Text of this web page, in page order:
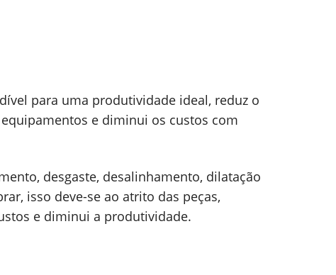
para uma produtividade ideal, reduz o
e diminui os custos com
desgaste, desalinhamento, dilatação
isso deve-se ao atrito das peças,
e diminui a produtividade.